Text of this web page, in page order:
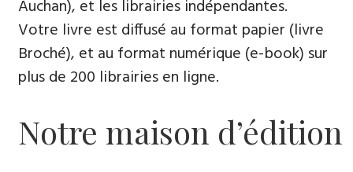
Auchan), et les librairies indépendantes.
Votre livre est diffusé au format papier (livre
Broché), et au format numérique (e-book) sur
plus de 200 librairies en ligne.
Notre maison d’édition